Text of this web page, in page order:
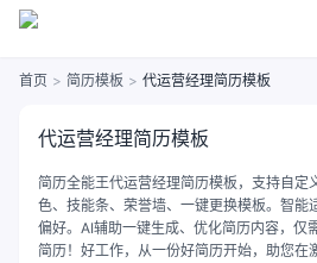
首页 > 简历模板 > 代运营经理简历模板
代运营经理简历模板
简历全能王代运营经理简历模板，支持自定
色、技能条、荣誉墙、一键更换模板。智能
偏好。AI辅助一键生成、优化简历内容，仅
简历！好工作，从一份好简历开始，助您在